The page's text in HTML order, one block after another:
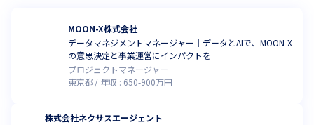
MOON-X株式会社
データマネジメントマネージャー｜データとAIで、MOON-X
の意思決定と事業運営にインパクトを
プロジェクトマネージャー
東京都
年収 : 650-900万円
株式会社ネクサスエージェント